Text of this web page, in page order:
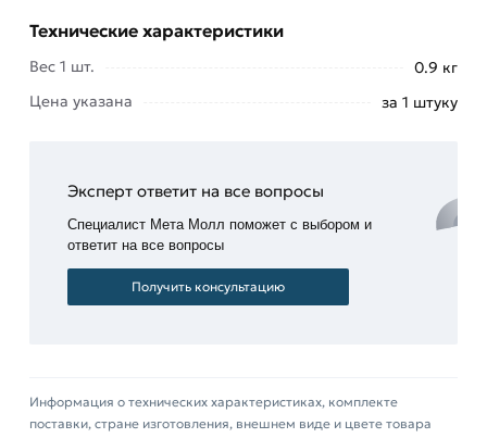
450 градусов Цельсия, давлении до 16 Мпа.
Изделие выпускается по ГОСТ 17375-2001.
Цинковое покрытие защищает устройства от
Установка стальных отводов проводится при
помощи сварочного оборудования. Этот способ
монтажа позволяет получать надёжные и
долговечные соединения, отличающиеся
высокой герметичностью.
кнопку«Быстрый заказ». Также можете купить
позвонив по контактам указанным на сайте.
Технические характеристики
Вес 1 шт.
0.9 кг
Цена указана
за 1 штуку
Эксперт ответит на все вопросы
Специалист Мета Молл поможет с выбором и
ответит на все вопросы
Получить консультацию
Информация о технических характеристиках, комплекте
поставки, стране изготовления, внешнем виде и цвете товара